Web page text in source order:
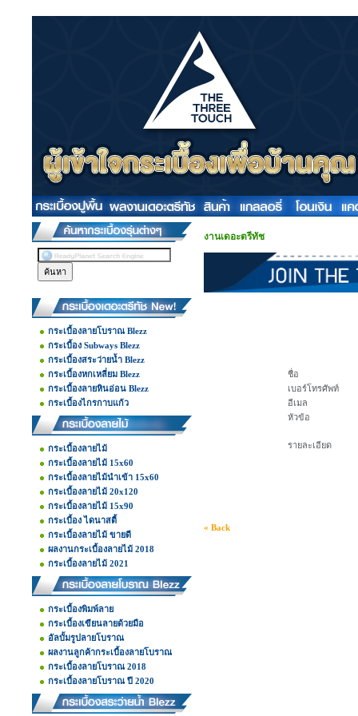
กระเบื้องลายโบราณ Blezz
กระเบื้อง Subways Blezz
กระเบื้องสระว่ายน้ำ Blezz
กระเบื้องหกเหลี่ยม Blezz
กระเบื้องลายหินอ่อน Blezz
กระเบื้องไกรกาบแก้ว
กระเบื้องลายไม้
กระเบื้องลายไม้ 15x60
กระเบื้องลายไม้นำเข้า 15x60
กระเบื้องลายไม้ 20x120
กระเบื้องลายไม้ 15x90
กระเบื้อง ไดนาสตี้
กระเบื้องลายไม้ ขายดี
ผลงานกระเบื้องลายไม้ 2018
กระเบื้องลายไม้ 2021
กระเบื้องพิมพ์ลาย
กระเบื้องเขียนลายด้วยมือ
อัลบั้มรูปลายโบราณ
ผลงานลูกค้ากระเบื้องลายโบราณ
กระเบื้องลายโบราณ 2018
กระเบื้องลายโบราณ ปี 2020
งานเดอะตรีทัช
ชื่อ
เบอร์โทรศัพท์
อีเมล
หัวข้อ
รายละเอียด
« Back